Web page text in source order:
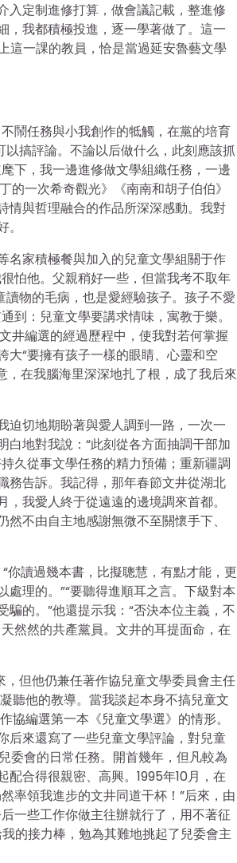
入定制進修打算，做會議記載，整進修
，我都積極投進，逐一學著做了。這一
這一課的教員，恰是當過延安魯藝文學
鬧任務與小我創作的牴觸，在黨的培育
搞評論。不論以后做什么，此刻應該抓
下，我一邊進修做文學組織任務，一邊
一次希奇觀光》《南南和胡子伯伯》
情與哲理融合的作品所深深感動。我對
名家積極餐與加入的兒童文學組關于作
怕他。父親稍好一些，但當我考不取年
物的毛病，也是愛經驗孩子。孩子不愛
到：兒童文學要講求情味，寓教于樂。
井編選的經過歷程中，使我對若何掌握
“要擁有孩子一樣的眼睛、心靈和空
，在我腦海里深深地扎了根，成了我后來
迫切地期盼著與愛人調到一路，一次一
地對我說：“此刻從各方面抽調干部加
久從事文學任務的精力預備；重新疆調
務告訴。我記得，那年春節文井從湖北
我愛人終于從遠遠的邊境調來首都。
不由自主地感謝無微不至關懷手下、
你讀過幾本書，比擬聰慧，有點才能，更
理的。”“要聽得進順耳之言。下級對本
的。”他還提示我：“否決本位主義，不
然然的共產黨員。文井的耳提面命，在
但他仍兼任著作協兒童文學委員會主任
聽他的教導。當我談起本身不搞兒童文
編選第一本《兒童文學選》的情形。
后來還寫了一些兒童文學評論，對兒童
委會的日常任務。開首幾年，但凡較為
合得很親密、高興。1995年10月，在
率領我進步的文井同道干杯！”后來，由
一些工作你做主往辦就行了，用不著征
的接力棒，勉為其難地挑起了兒委會主